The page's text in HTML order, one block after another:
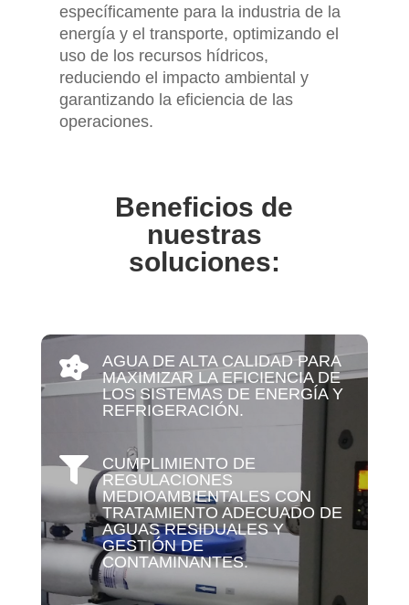
específicamente para la industria de la
energía y el transporte, optimizando el
uso de los recursos hídricos,
reduciendo el impacto ambiental y
garantizando la eficiencia de las
operaciones.
Beneficios de
nuestras
soluciones:

AGUA DE ALTA CALIDAD PARA
MAXIMIZAR LA EFICIENCIA DE
LOS SISTEMAS DE ENERGÍA Y
REFRIGERACIÓN.

CUMPLIMIENTO DE
REGULACIONES
MEDIOAMBIENTALES CON
TRATAMIENTO ADECUADO DE
AGUAS RESIDUALES Y
GESTIÓN DE
CONTAMINANTES.